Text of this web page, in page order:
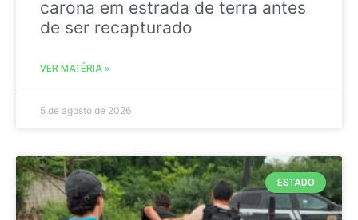
carona em estrada de terra antes
de ser recapturado
VER MATÉRIA »
5 de agosto de 2026
ESTADO